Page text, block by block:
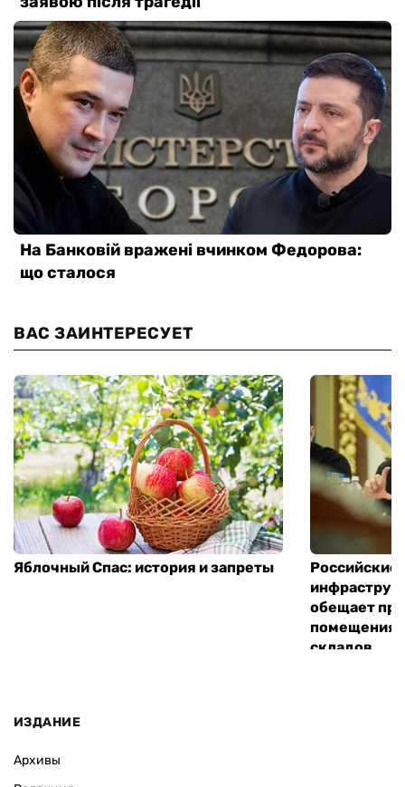
ВАС ЗАИНТЕРЕСУЕТ
Яблочный Спас: история и запреты
Российские
обещает
помещения
складов
ИЗДАНИЕ
Архивы